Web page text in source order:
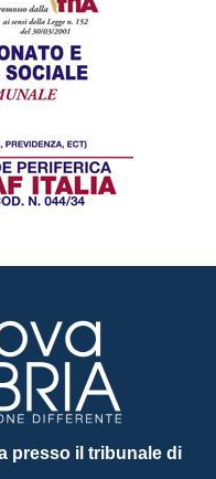
presso il tribunale di